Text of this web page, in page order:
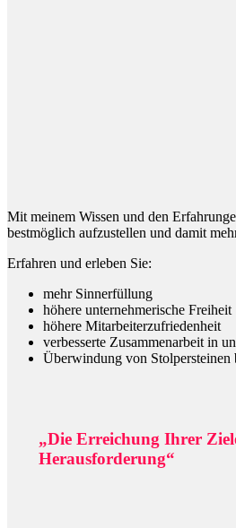
Mit meinem Wissen und den
bestmöglich aufzustellen und damit
Erfahren und erleben Sie:
mehr Sinnerfüllung
höhere unternehmerische Freiheit
höhere Mitarbeiterzufriedenheit
verbesserte Zusammenarbeit in
Überwindung von Stolpersteinen
„Die Erreichung Ihrer
Herausforderung“